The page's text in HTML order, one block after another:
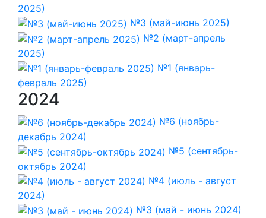
2025)
№3 (май-июнь 2025)
№2 (март-апрель
2025)
№1 (январь-
февраль 2025)
2024
№6 (ноябрь-
декабрь 2024)
№5 (сентябрь-
октябрь 2024)
№4 (июль - август
2024)
№3 (май - июнь 2024)